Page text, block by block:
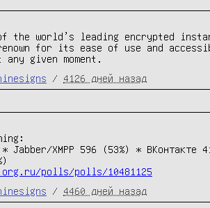
the world’s leading encrypted
for its ease of use and
given moment.
/ 4126 дней назад
* Jabber/XMPP 596 (53%) * ВКонтакте
polls/polls/10481125
/ 4460 дней назад